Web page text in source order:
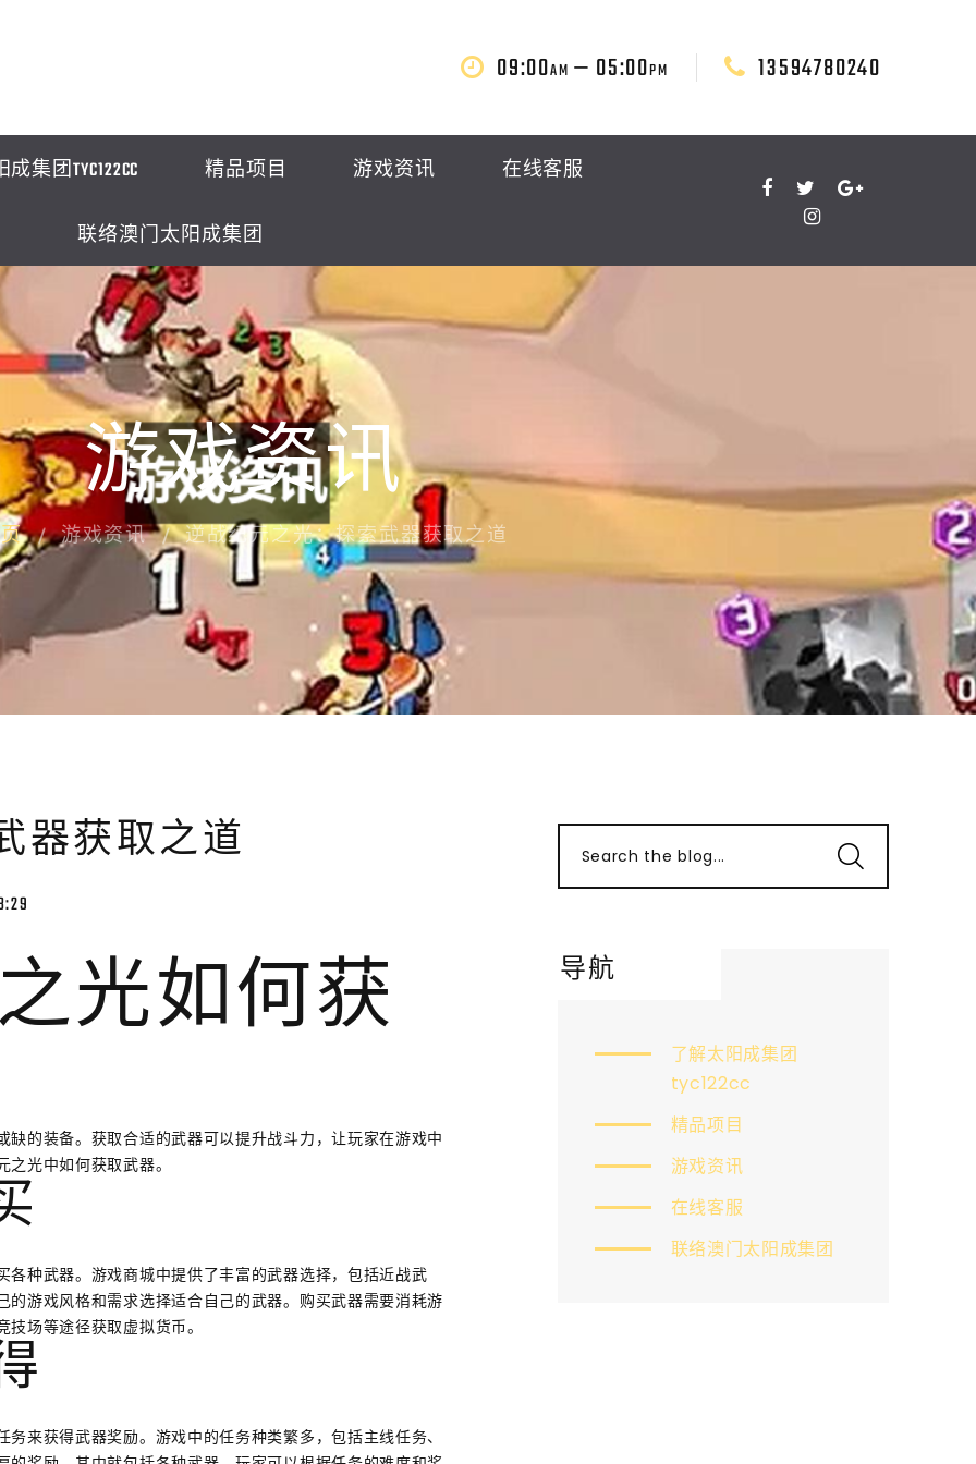
09:00AM — 05:00PM 13594780240
集团TYC122CC 精品项目 游戏资讯 在线客服
联络澳门太阳成集团
游戏资讯
游戏资讯 逆战纪元之光：探索武器获取之道
器获取之道
光如何获
的装备。获取合适的武器可以提升战斗力，让玩家在游戏中
光中如何获取武器。
种武器。游戏商城中提供了丰富的武器选择，包括近战武
游戏风格和需求选择适合自己的武器。购买武器需要消耗游
场等途径获取虚拟货币。
来获得武器奖励。游戏中的任务种类繁多，包括主线任务、
Search the blog...
导航
了解太阳成集团
tyc122cc
精品项目
游戏资讯
在线客服
联络澳门太阳成集团